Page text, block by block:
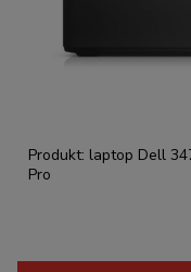
Produkt: laptop Dell
Pro